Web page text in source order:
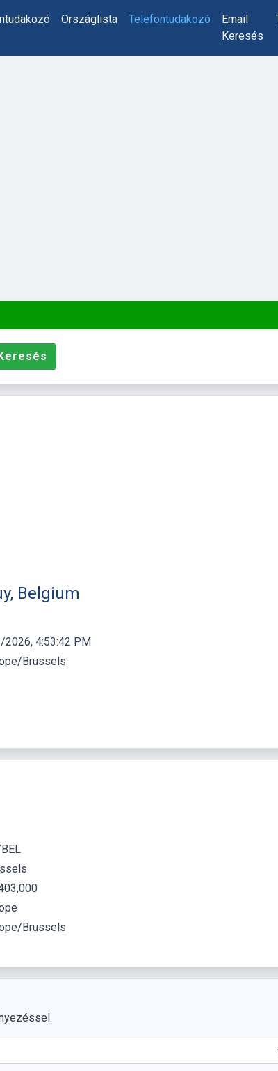
Országlista Telefontudakozó
Email
Keresés
Belgium
4:53:43 PM
Brussels
Brussels